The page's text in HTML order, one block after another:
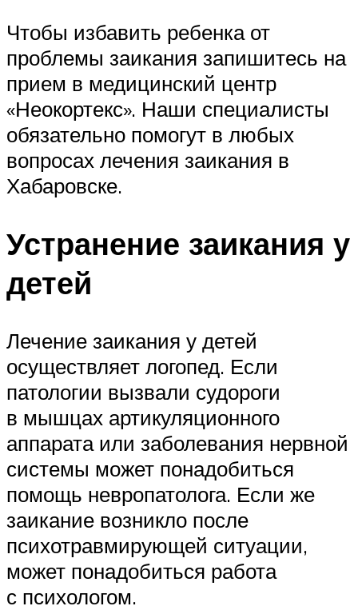
Чтобы избавить ребенка от
проблемы заикания запишитесь на
прием в медицинский центр
«Неокортекс». Наши специалисты
обязательно помогут в любых
вопросах лечения заикания в
Хабаровске.
Устранение заикания у
детей
Лечение заикания у детей
осуществляет логопед. Если
патологии вызвали судороги
в мышцах артикуляционного
аппарата или заболевания нервной
системы может понадобиться
помощь невропатолога. Если же
заикание возникло после
психотравмирующей ситуации,
может понадобиться работа
с психологом.